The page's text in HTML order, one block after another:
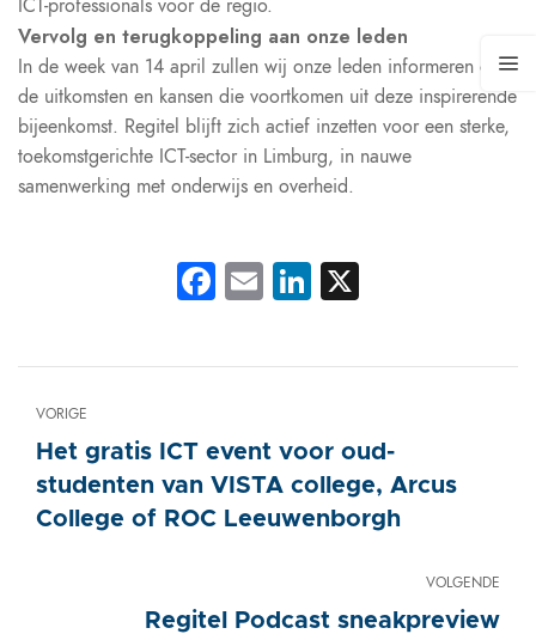
ICT-professionals voor de regio.
Vervolg en terugkoppeling aan onze leden
In de week van 14 april zullen wij onze leden informeren over
de uitkomsten en kansen die voortkomen uit deze inspirerende
bijeenkomst. Regitel blijft zich actief inzetten voor een sterke,
toekomstgerichte ICT-sector in Limburg, in nauwe
samenwerking met onderwijs en overheid.
Facebook
EmailLinkedIn
VORIGE
Het gratis ICT event voor oud-
studenten van VISTA college, Arcus
College of ROC Leeuwenborgh
VOLGENDE
Regitel Podcast sneakpreview